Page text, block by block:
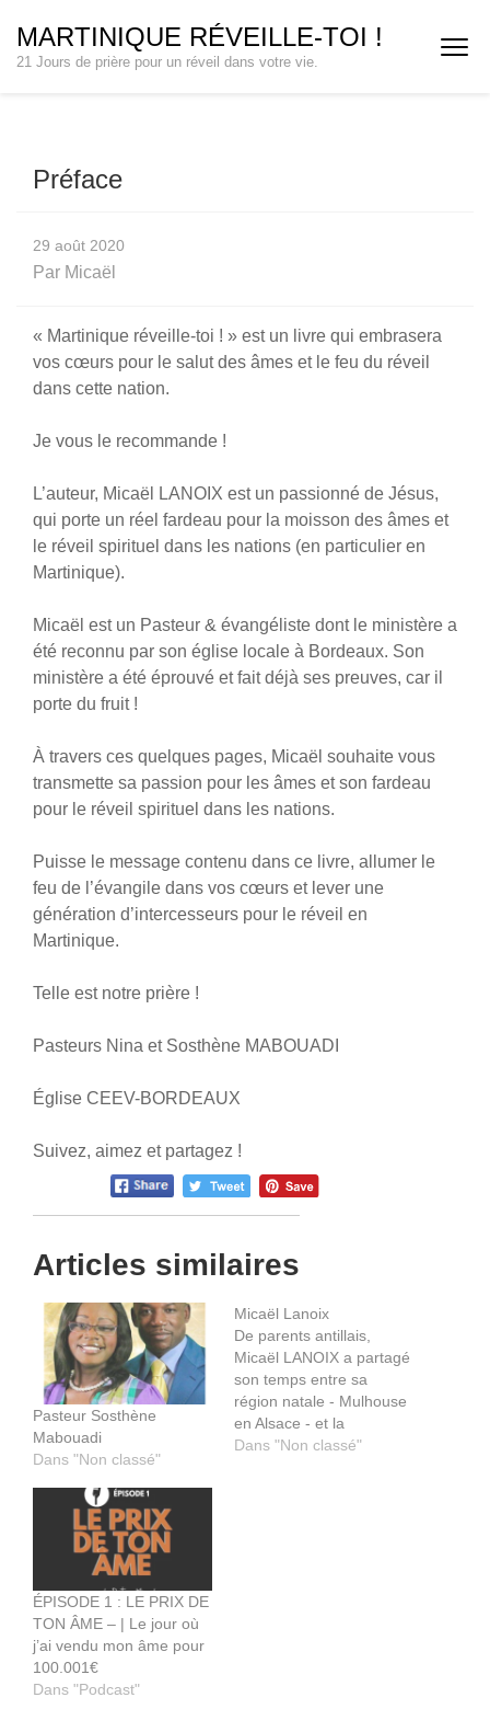
contenu
MARTINIQUE RÉVEILLE-TOI !
21 Jours de prière pour un réveil dans votre vie.
Préface
29 août 2020
Par Micaël
« Martinique réveille-toi ! » est un livre qui embrasera
vos cœurs pour le salut des âmes et le feu du réveil
dans cette nation.
Je vous le recommande !
L’auteur, Micaël LANOIX est un passionné de Jésus,
qui porte un réel fardeau pour la moisson des âmes et
le réveil spirituel dans les nations (en particulier en
Martinique).
Micaël est un Pasteur & évangéliste dont le ministère a
été reconnu par son église locale à Bordeaux. Son
ministère a été éprouvé et fait déjà ses preuves, car il
porte du fruit !
À travers ces quelques pages, Micaël souhaite vous
transmette sa passion pour les âmes et son fardeau
pour le réveil spirituel dans les nations.
Puisse le message contenu dans ce livre, allumer le
feu de l’évangile dans vos cœurs et lever une
génération d’intercesseurs pour le réveil en
Martinique.
Telle est notre prière !
Pasteurs Nina et Sosthène MABOUADI
Église CEEV-BORDEAUX
Suivez, aimez et partagez !
Articles similaires
Pasteur Sosthène
Mabouadi
Dans "Non classé"
Micaël Lanoix
De parents antillais,
Micaël LANOIX a partagé
son temps entre sa
région natale - Mulhouse
en Alsace - et la
Martinique. L'appel de
Dans "Non classé"
ÉPISODE 1 : LE PRIX DE
TON ÂME – | Le jour où
j’ai vendu mon âme pour
100.001€
Dans "Podcast"